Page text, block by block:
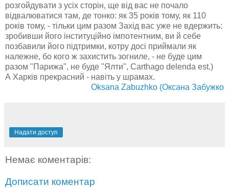
розгойдувати з усіх сторін, ще від вас не почало
відвалюватися там, де тонко: як 35 років тому, як 110
років тому, - тільки цим разом Захід вас уже не вдержить:
зробивши його інституційно імпотентним, ви й себе
позбавили його підтримки, котру досі приймали як
належне, бо кого ж захистить зогниле, - не буде цим
разом "Парижа", не буде "Ялти", Carthago delenda est.)
А Харків прекрасний - навіть у шрамах.
Oksana Zabuzhko (Оксана Забужко
Надати доступ
Немає коментарів:
Дописати коментар